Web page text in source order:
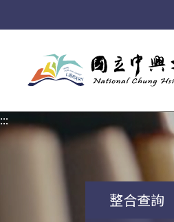
:::
整合查詢